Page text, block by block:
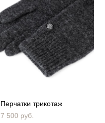
Перчатки трикотаж
7 500 pуб.